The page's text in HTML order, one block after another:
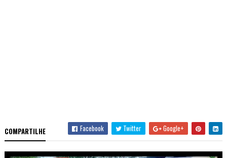
COMPARTILHE Facebook Twitter Google+